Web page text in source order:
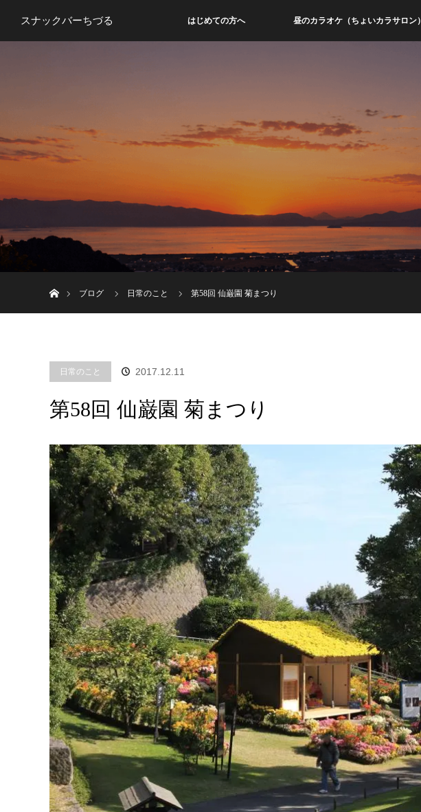
スナックバーちづる はじめての方へ 昼のカラオケ（ちょいカラサロン）
ブログ
日常のこと 第58回 仙巌園 菊まつり
日常のこと 2017.12.11
第58回 仙巌園 菊まつり